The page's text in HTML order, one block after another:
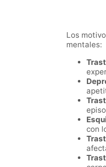
Los
mentales:
con